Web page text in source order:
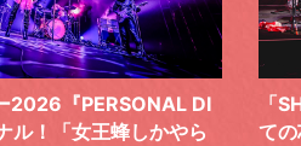
2026『PERSONAL DI
ル！「女王蜂しかやら
「
て